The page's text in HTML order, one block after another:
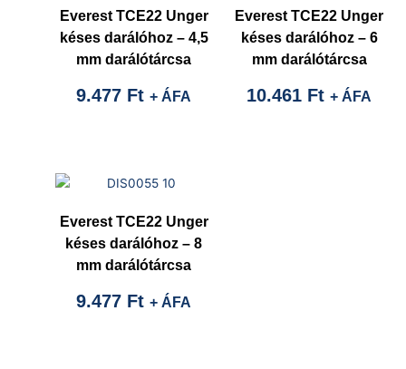
Everest TCE22 Unger
késes darálóhoz – 4,5
mm darálótárcsa
9.477 Ft + ÁFA
Everest TCE22 Unger
késes darálóhoz – 6
mm darálótárcsa
10.461 Ft + ÁFA
Everest TCE22 Unger
késes darálóhoz – 8
mm darálótárcsa
9.477 Ft + ÁFA